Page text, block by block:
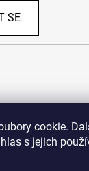
cookie.
s jejich
SE
2011 - 2026